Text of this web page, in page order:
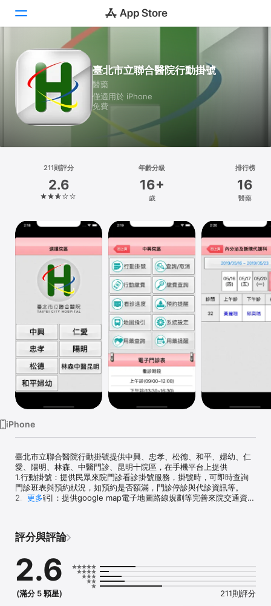
Today
遊戲
App
搜尋
iPhone
iPad
Mac
Vision
Watch
臺北市立聯合醫院行動掛號
醫藥
僅適用於 iPhone
免費
211則評分
2.6
年齡分級
16+
歲
排行榜
16
醫藥
iPhone
臺北市立聯合醫院行動掛號提供中興、忠孝、松德、和平、婦幼、仁
愛、陽明、林森、中醫門診、昆明十院區，在手機平台上提供
1.行動掛號：提供民眾來院門診看診掛號服務，掛號時，可即時查詢
門診班表與預約狀況，如預約是否額滿，門診停診與代診資訊等。
2.地圖指引：提供google map電子地圖路線規劃等完善來院交通資
4.掛號查詢：讓您查看掛號的資訊，並且透過手機提醒通知看診相關
5.預約提醒：提供民眾設定變更與關閉預約提醒功能。
6.關於系統：提供資訊系統相關說明。
如有任何問題請與我們聯絡：
臺北市民當家熱線 1999 轉 888 本院客服中心(外縣市請撥 02-
更多
評分與評論
2.6
(滿分 5 顆星) 211則評分